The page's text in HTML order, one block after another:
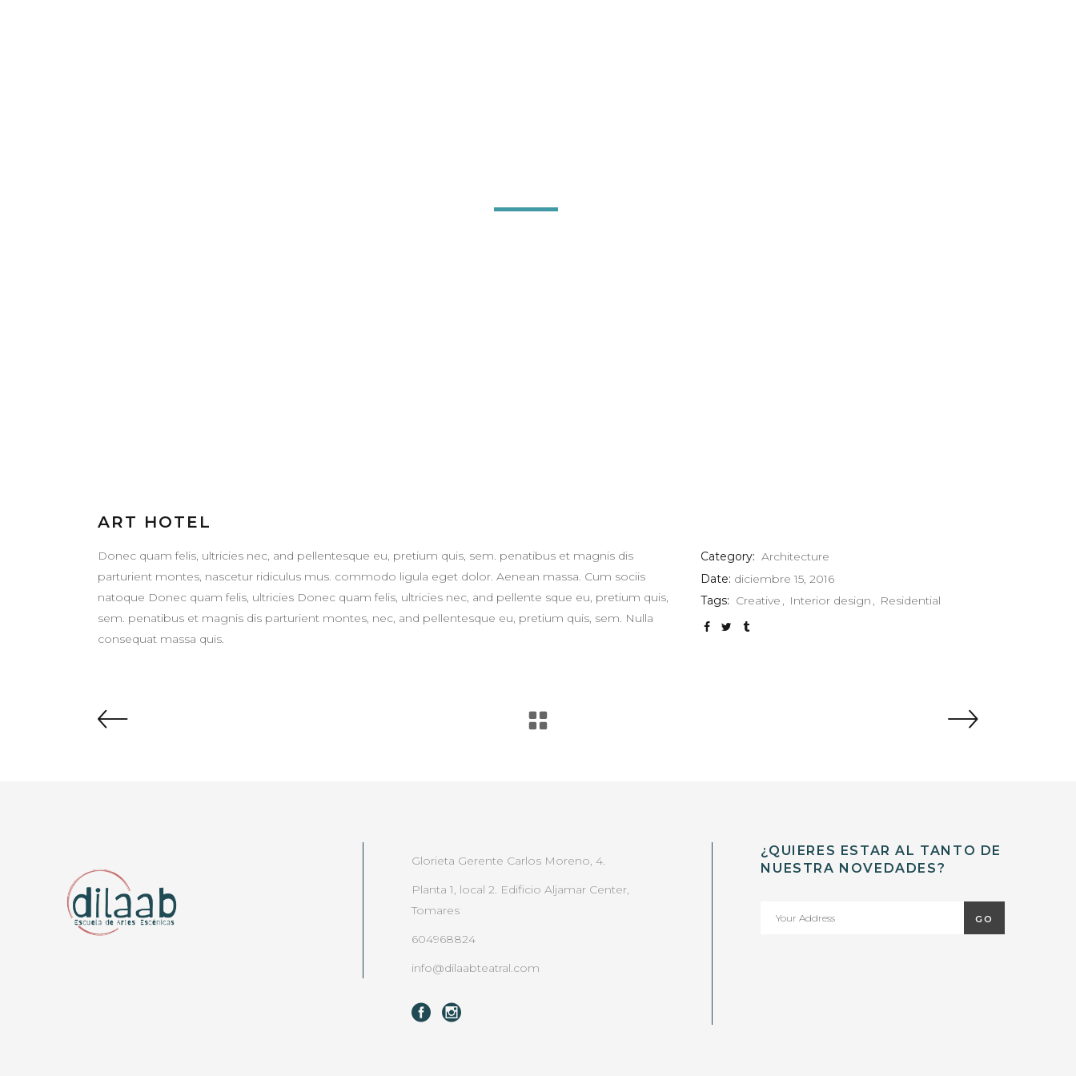
ART HOTEL
Donec quam felis, ultricies nec, and pellentesque eu, pretium quis, sem. penatibus et magnis dis
parturient montes, nascetur ridiculus mus. commodo ligula eget dolor. Aenean massa. Cum sociis
natoque Donec quam felis, ultricies Donec quam felis, ultricies nec, and pellente sque eu, pretium quis,
sem. penatibus et magnis dis parturient montes, nec, and pellentesque eu, pretium quis, sem. Nulla
consequat massa quis.
Category: Architecture
Date: diciembre 15, 2016
Tags: Creative Interior design Residential
Glorieta Gerente Carlos Moreno, 4.
Planta 1, local 2. Edificio Aljamar Center,
Tomares
604968824
info@dilaabteatral.com
¿QUIERES ESTAR AL TANTO DE
NUESTRA NOVEDADES?